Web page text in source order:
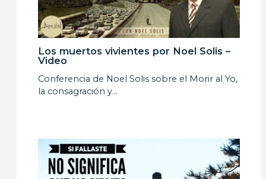
Los muertos vivientes por Noel Solis –
Video
Conferencia de Noel Solis sobre el Morir al Yo,
la consagración y…